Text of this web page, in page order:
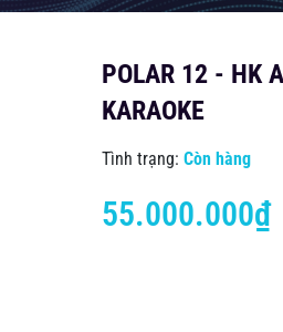
POLAR 12 - HK
KARAOKE
Tình trạng: Còn hàng
55.000.000₫